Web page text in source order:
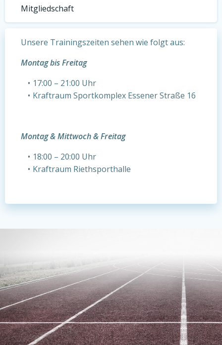
Mitgliedschaft
Unsere Trainingszeiten sehen wie folgt aus:
Montag bis Freitag
17:00 – 21:00 Uhr
Kraftraum Sportkomplex Essener Straße 16
Montag & Mittwoch & Freitag
18:00 – 20:00 Uhr
Kraftraum Riethsporthalle